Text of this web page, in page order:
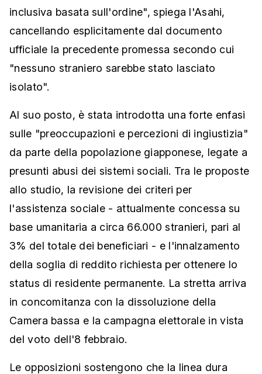
inclusiva basata sull'ordine", spiega l'Asahi,
cancellando esplicitamente dal documento
ufficiale la precedente promessa secondo cui
"nessuno straniero sarebbe stato lasciato
isolato".
Al suo posto, è stata introdotta una forte enfasi
sulle "preoccupazioni e percezioni di ingiustizia"
da parte della popolazione giapponese, legate a
presunti abusi dei sistemi sociali. Tra le proposte
allo studio, la revisione dei criteri per
l'assistenza sociale - attualmente concessa su
base umanitaria a circa 66.000 stranieri, pari al
3% del totale dei beneficiari - e l'innalzamento
della soglia di reddito richiesta per ottenere lo
status di residente permanente. La stretta arriva
in concomitanza con la dissoluzione della
Camera bassa e la campagna elettorale in vista
del voto dell'8 febbraio.
Le opposizioni sostengono che la linea dura